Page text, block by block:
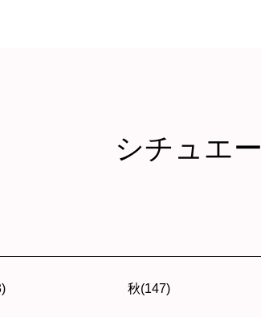
シチュエ
秋(147)